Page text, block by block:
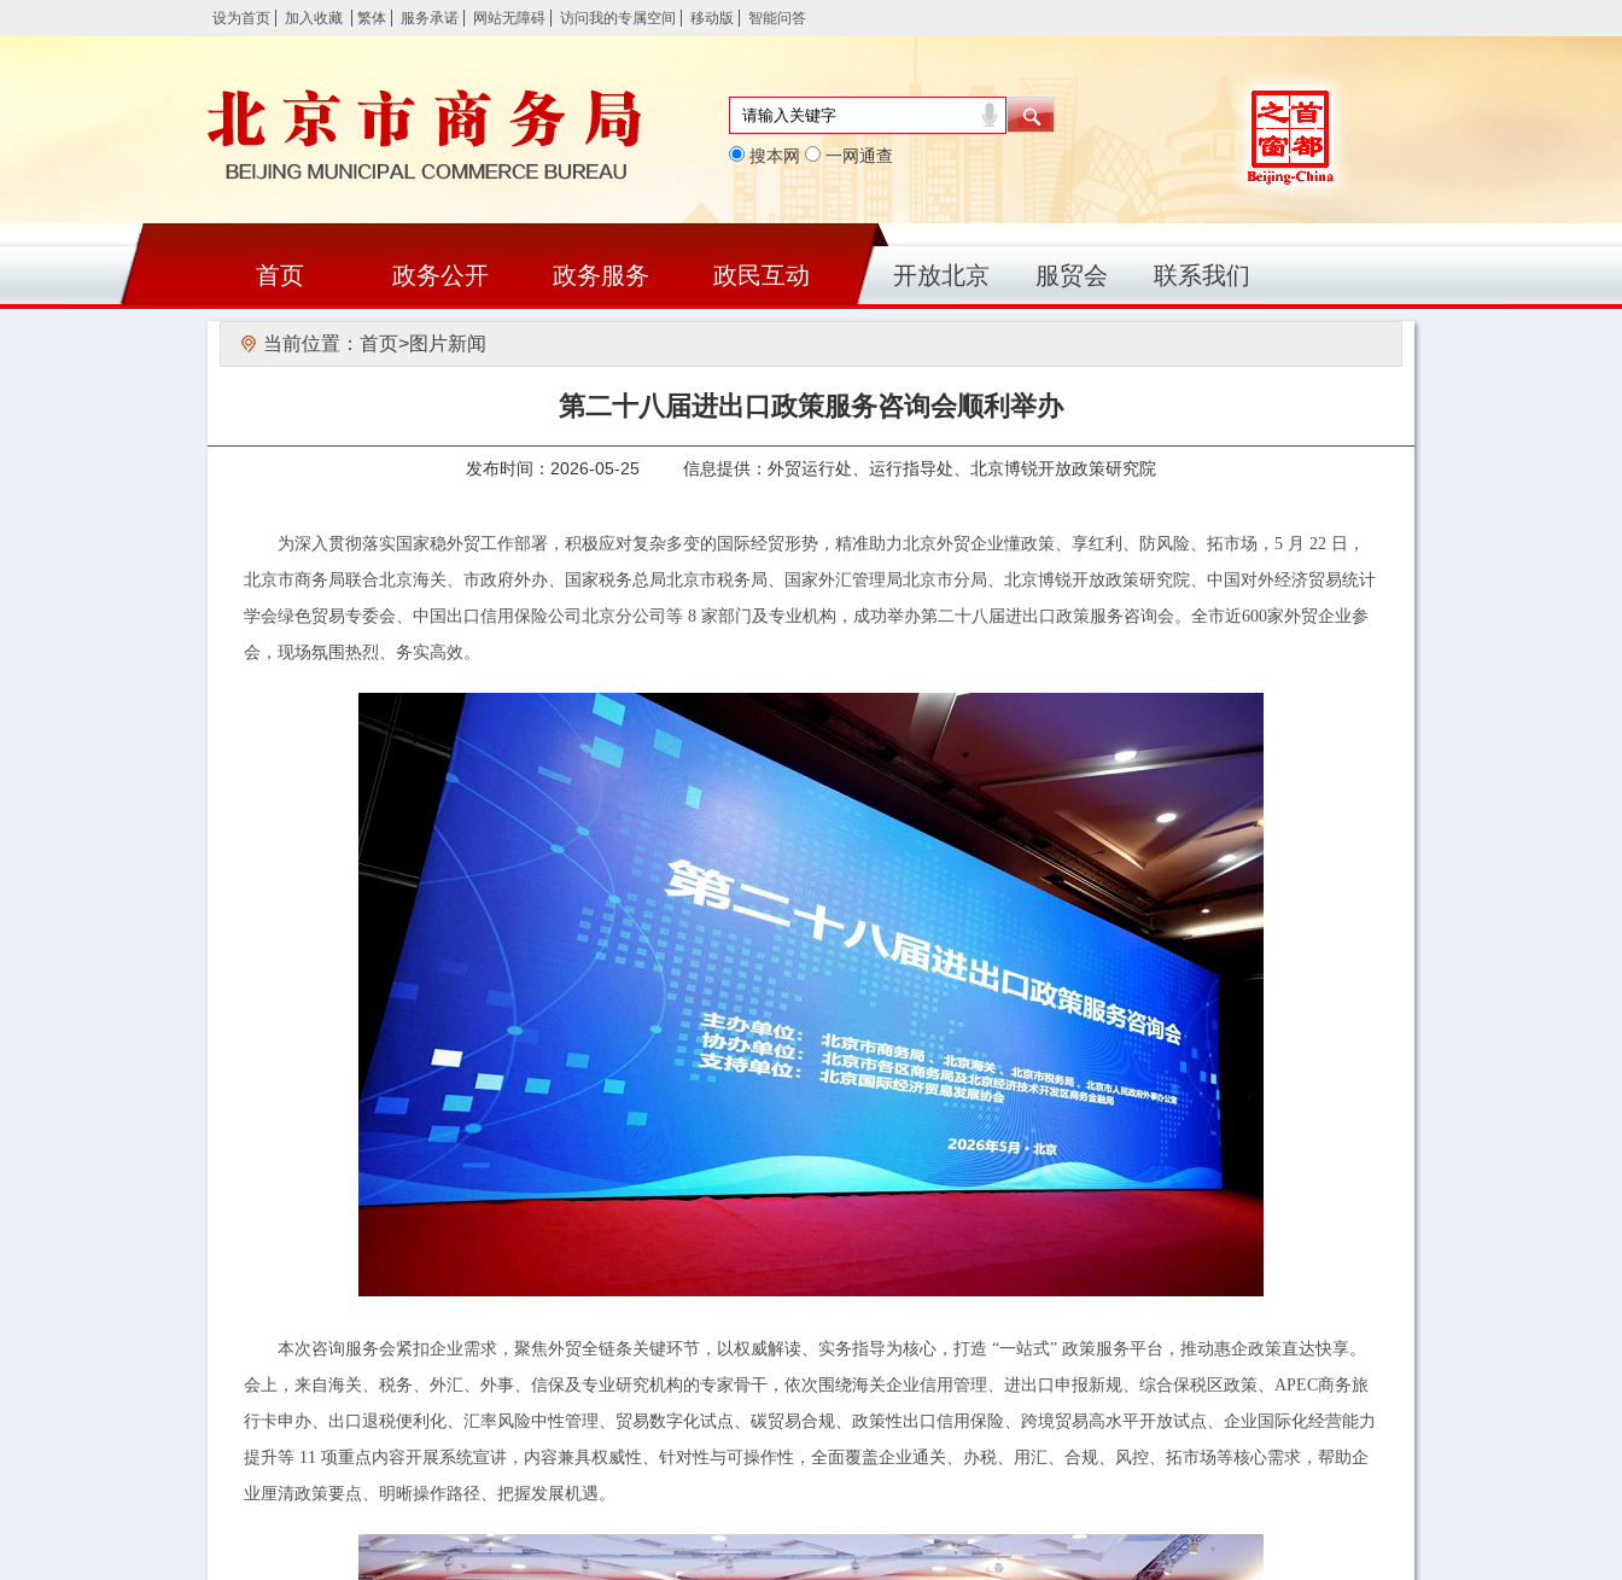
设为首页 加入收藏 繁体 服务承诺 网站无障碍 访问我的专属空间 移动版 智能问答
搜本网 一网通查
首页 政务公开 政务服务 政民互动 开放北京 服贸会 联系我们
当前位置： 首页>图片新闻
第二十八届进出口政策服务咨询会顺利举办
发布时间：2026-05-25 信息提供：外贸运行处、运行指导处、北京博锐开放政策研究院
为深入贯彻落实国家稳外贸工作部署，积极应对复杂多变的国际经贸形势，精准助力北京外贸企业懂政策、享红利、防风险、拓市场，5 月 22 日，
北京市商务局联合北京海关、市政府外办、国家税务总局北京市税务局、国家外汇管理局北京市分局、北京博锐开放政策研究院、中国对外经济贸易统计
学会绿色贸易专委会、中国出口信用保险公司北京分公司等 8 家部门及专业机构，成功举办第二十八届进出口政策服务咨询会。全市近600家外贸企业参
会，现场氛围热烈、务实高效。
本次咨询服务会紧扣企业需求，聚焦外贸全链条关键环节，以权威解读、实务指导为核心，打造 “一站式” 政策服务平台，推动惠企政策直达快享。
会上，来自海关、税务、外汇、外事、信保及专业研究机构的专家骨干，依次围绕海关企业信用管理、进出口申报新规、综合保税区政策、APEC商务旅
行卡申办、出口退税便利化、汇率风险中性管理、贸易数字化试点、碳贸易合规、政策性出口信用保险、跨境贸易高水平开放试点、企业国际化经营能力
提升等 11 项重点内容开展系统宣讲，内容兼具权威性、针对性与可操作性，全面覆盖企业通关、办税、用汇、合规、风控、拓市场等核心需求，帮助企
业厘清政策要点、明晰操作路径、把握发展机遇。